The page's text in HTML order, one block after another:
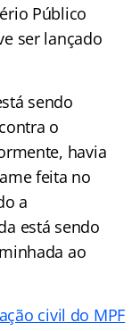
Público
ser lançado
sendo
o
havia
feita no
a
está sendo
ao
civil do MPF